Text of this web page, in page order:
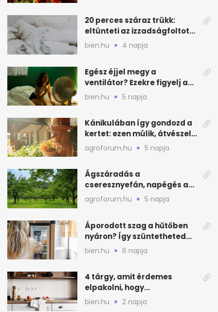
20 perces száraz trükk:
eltünteti az izzadságfoltot
és a szagot a matracról
bien.hu 4 napja
Egész éjjel megy a
ventilátor? Ezekre figyelj a
hőségben alvásnál
bien.hu 5 napja
Kánikulában így gondozd a
kertet: ezen múlik, átvészeli-
e a hőséget
agroforum.hu 5 napja
Ágszáradás a
cseresznyefán, napégés a
kajszin: mit tehetsz most?
agroforum.hu 5 napja
Áporodott szag a hűtőben
nyáron? Így szüntetheted
meg olcsón
bien.hu 6 napja
4 tárgy, amit érdemes
elpakolni, hogy
hűvösebbnek tűnjön a lakás
bien.hu 2 napja